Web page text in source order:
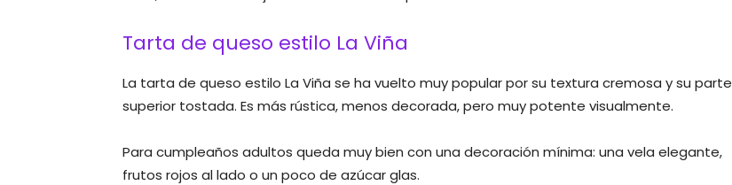
Tarta de queso estilo La Viña
La tarta de queso estilo La Viña se ha vuelto muy popular por su textura cremosa y su parte
superior tostada. Es más rústica, menos decorada, pero muy potente visualmente.
Para cumpleaños adultos queda muy bien con una decoración mínima: una vela elegante,
frutos rojos al lado o un poco de azúcar glas.